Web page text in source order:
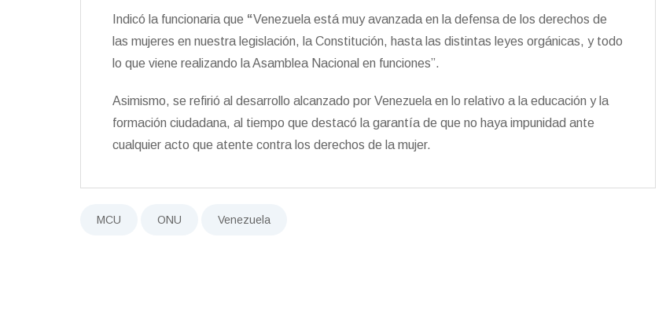
Indicó la funcionaria que “Venezuela está muy avanzada en la defensa de los derechos de
las mujeres en nuestra legislación, la Constitución, hasta las distintas leyes orgánicas, y todo
lo que viene realizando la Asamblea Nacional en funciones”.
Asimismo, se refirió al desarrollo alcanzado por Venezuela en lo relativo a la educación y la
formación ciudadana, al tiempo que destacó la garantía de que no haya impunidad ante
cualquier acto que atente contra los derechos de la mujer.
MCU ONU Venezuela